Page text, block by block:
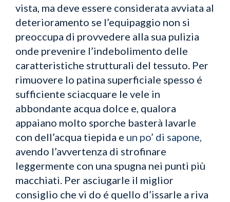
vista, ma deve essere considerata avviata al
deterioramento se l’equipaggio non si
preoccupa di provvedere alla sua pulizia
onde prevenire l’indebolimento delle
caratteristiche strutturali del tessuto. Per
rimuovere lo patina superficiale spesso é
sufficiente sciacquare le vele in
abbondante acqua dolce e, qualora
appaiano molto sporche basterà lavarle
con dell’acqua tiepida e un po’ di sapone,
avendo l’avvertenza di strofinare
leggermente con una spugna nei punti più
macchiati. Per asciugarle il miglior
consiglio che vi do é quello d’issarle a riva